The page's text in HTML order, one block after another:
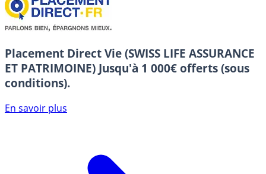
Placement Direct Vie (SWISS LIFE ASSURANCE
ET PATRIMOINE) Jusqu'à 1 000€ offerts (sous
conditions).
En savoir plus